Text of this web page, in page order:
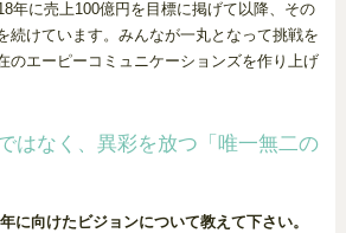
年に売上100億円を目標に掲げて以降、その
続けています。みんなが一丸となって挑戦を
のエーピーコミュニケーションズを作り上げ
はなく、異彩を放つ「唯一無二の
向けたビジョンについて教えて下さい。